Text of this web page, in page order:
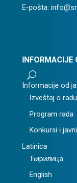
E-pošta:
U
Informacije od
Izveštaj o radu
Program rada
Konkursi i
Latinica
Ћирилица
English